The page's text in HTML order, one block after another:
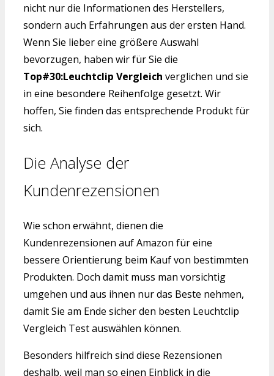
nicht nur die Informationen des Herstellers,
sondern auch Erfahrungen aus der ersten Hand.
Wenn Sie lieber eine größere Auswahl
bevorzugen, haben wir für Sie die
Top#30:Leuchtclip Vergleich verglichen und sie
in eine besondere Reihenfolge gesetzt. Wir
hoffen, Sie finden das entsprechende Produkt für
sich.
Die Analyse der
Kundenrezensionen
Wie schon erwähnt, dienen die
Kundenrezensionen auf Amazon für eine
bessere Orientierung beim Kauf von bestimmten
Produkten. Doch damit muss man vorsichtig
umgehen und aus ihnen nur das Beste nehmen,
damit Sie am Ende sicher den besten Leuchtclip
Vergleich Test auswählen können.
Besonders hilfreich sind diese Rezensionen
deshalb, weil man so einen Einblick in die